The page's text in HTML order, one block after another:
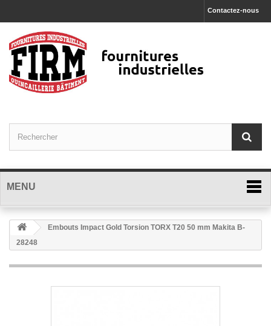
Contactez-nous
MENU
Embouts Impact Gold Torsion TORX T20 50 mm Makita B-
28248